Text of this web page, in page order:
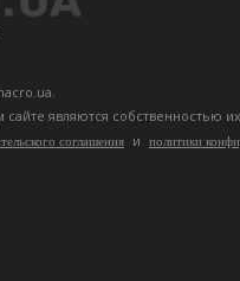
являются собственностью
соглашения и политики